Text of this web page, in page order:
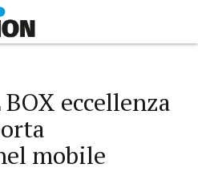
eccellenza
mobile